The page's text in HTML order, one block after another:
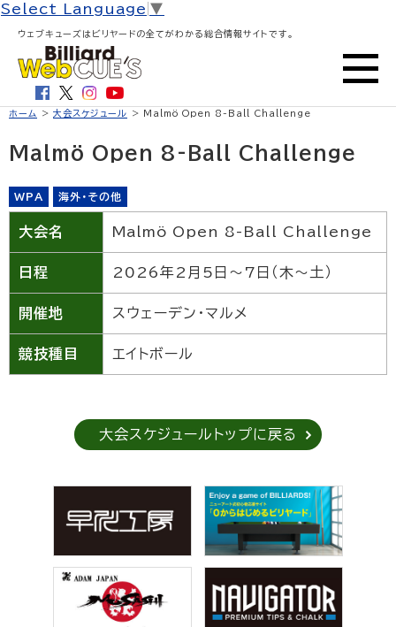
Select Language ▼
ウェブキューズはビリヤードの全てがわかる総合情報サイトです。
ホーム > 大会スケジュール > Malmö Open 8-Ball Challenge
Malmö Open 8-Ball Challenge
WPA 海外・その他
大会名 Malmö Open 8-Ball Challenge
日程 2026年2月5日〜7日（木〜土）
開催地 スウェーデン・マルメ
競技種目 エイトボール
大会スケジュールトップに戻る